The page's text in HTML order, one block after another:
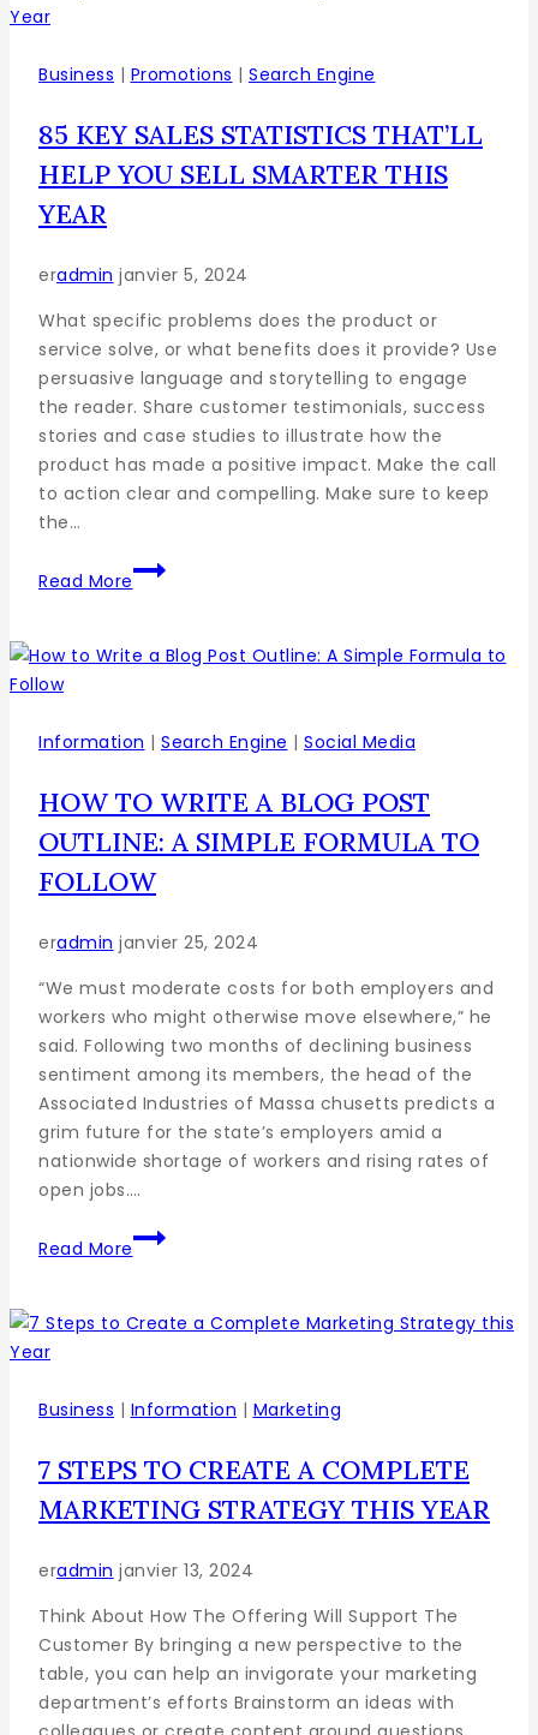
Business | Promotions | Search Engine
85 KEY SALES STATISTICS THAT’LL
HELP YOU SELL SMARTER THIS
YEAR
eradmin janvier 5, 2024
What specific problems does the product or
service solve, or what benefits does it provide? Use
persuasive language and storytelling to engage
the reader. Share customer testimonials, success
stories and case studies to illustrate how the
product has made a positive impact. Make the call
to action clear and compelling. Make sure to keep
the…
Read More
Information | Search Engine | Social Media
HOW TO WRITE A BLOG POST
OUTLINE: A SIMPLE FORMULA TO
FOLLOW
eradmin janvier 25, 2024
“We must moderate costs for both employers and
workers who might otherwise move elsewhere,” he
said. Following two months of declining business
sentiment among its members, the head of the
Associated Industries of Massa chusetts predicts a
grim future for the state’s employers amid a
nationwide shortage of workers and rising rates of
open jobs….
Read More
Business | Information | Marketing
7 STEPS TO CREATE A COMPLETE
MARKETING STRATEGY THIS YEAR
eradmin janvier 13, 2024
Think About How The Offering Will Support The
Customer By bringing a new perspective to the
table, you can help an invigorate your marketing
department’s efforts Brainstorm an ideas with